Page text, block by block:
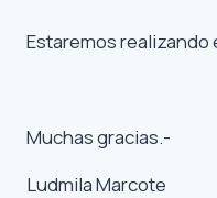
Estaremos realizando
Muchas gracias.-
Ludmila Marcote